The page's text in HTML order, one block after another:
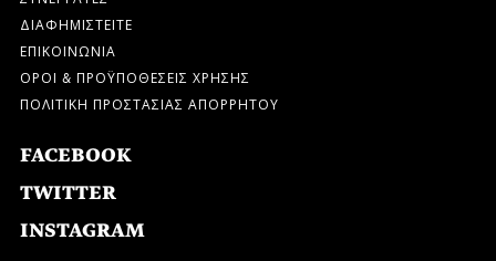
ΔΙΑΦΗΜΙΣΤΕΙΤΕ
ΕΠΙΚΟΙΝΩΝΙΑ
ΟΡΟΙ & ΠΡΟΫΠΟΘΕΣΕΙΣ ΧΡΗΣΗΣ
ΠΟΛΙΤΙΚΗ ΠΡΟΣΤΑΣΙΑΣ ΑΠΟΡΡΗΤΟΥ
FACEBOOK
TWITTER
INSTAGRAM